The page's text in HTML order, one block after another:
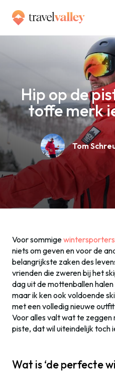
Hip op de
toffe merk
Tom
Voor sommigewintersporters
niets om geven en voor de
belangrijkste zaken des
vrienden die zweren bij het
dag uit de mottenballen
maar ik ken ook voldoende
met een volledig nieuwe
Voor alles valt wat te zeggen
piste, dat wil uiteindelijk toch
Wat is ‘de perfecte